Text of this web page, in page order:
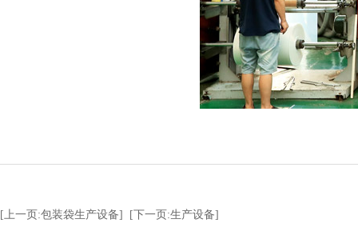
[上一页:包装袋生产设备] [下一页:生产设备]